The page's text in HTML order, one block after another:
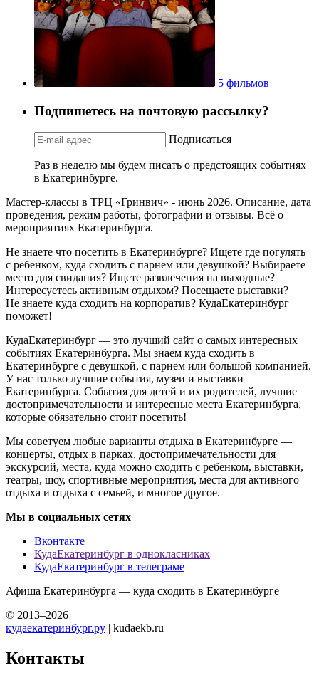
5 фильмов
Подпишетесь на почтовую рассылку?
Подписаться
Раз в неделю мы будем писать о предстоящих событиях
в Екатеринбурге.
Мастер-классы в ТРЦ «Гринвич» - июнь 2026. Описание, дата
проведения, режим работы, фотографии и отзывы. Всё о
мероприятиях Екатеринбурга.
Не знаете что посетить в Екатеринбурге? Ищете где погулять
с ребенком, куда сходить с парнем или девушкой? Выбираете
место для свидания? Ищете развлечения на выходные?
Интересуетесь активным отдыхом? Посещаете выставки?
Не знаете куда сходить на корпоратив? КудаЕкатеринбург
поможет!
КудаЕкатеринбург — это лучший сайт о самых интересных
событиях Екатеринбурга. Мы знаем куда сходить в
Екатеринбурге с девушкой, с парнем или большой компанией.
У нас только лучшие события, музеи и выставки
Екатеринбурга. События для детей и их родителей, лучшие
достопримечательности и интересные места Екатеринбурга,
которые обязательно стоит посетить!
Мы советуем любые варианты отдыха в Екатеринбурге —
концерты, отдых в парках, достопримечательности для
экскурсий, места, куда можно сходить с ребенком, выставки,
театры, шоу, спортивные мероприятия, места для активного
отдыха и отдыха с семьей, и многое другое.
Мы в социальных сетях
Вконтакте
КудаЕкатеринбург в однокласниках
КудаЕкатеринбург в телеграме
Афиша Екатеринбурга — куда сходить в Екатеринбурге
© 2013–2026
кудаекатеринбург.ру | kudaekb.ru
Контакты